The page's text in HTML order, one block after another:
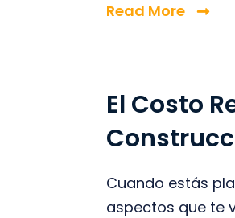
Read More
El Costo
Cuando estás
aspectos que te